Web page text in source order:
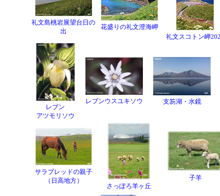
礼文島桃岩展望台日の
出
花盛りの礼文澄海岬
礼文スコトン岬
レブン
アツモリソウ
レブンウスユキソウ 支笏湖・水鏡
サラブレッドの親子
（日高地方）
さっぽろ羊ヶ丘
子羊